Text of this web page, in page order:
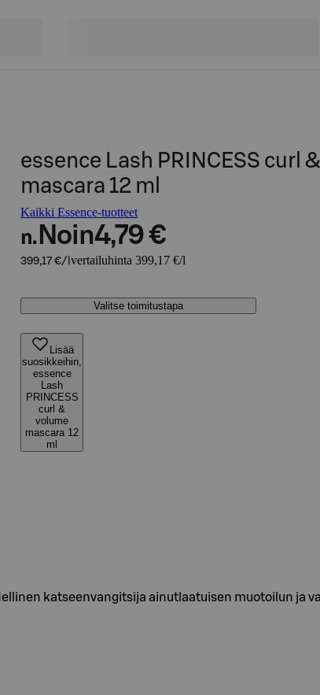
essence Lash PRINCESS curl
mascara 12 ml
Kaikki Essence-tuotteet
n. Noin4,79 €
399,17 €/l vertailuhinta 399,17 €/l
Valitse toimitustapa
Lisää
suosikkeihin,
essence
Lash
PRINCESS
curl &
volume
mascara 12
ml
katseenvangitsija ainutlaatuisen muotoilun ja